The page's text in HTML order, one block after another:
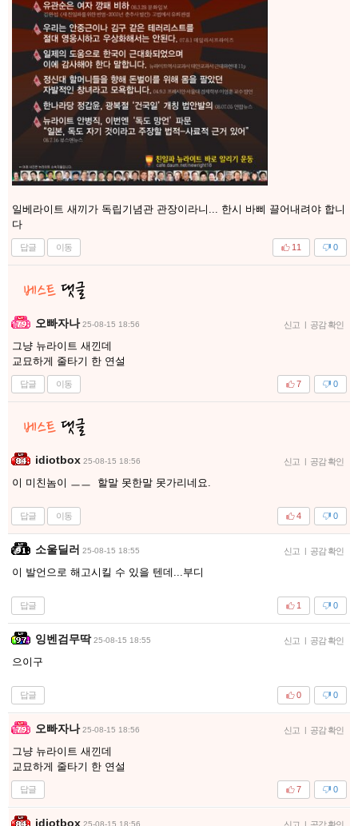
일베라이트 새끼가 독립기념관 관장이라니... 한시 바삐 끌어내려야 합니
다
답글 이동 0
11
오빠자나 25-08-15 18:56 신고 | 공감 확인
그냥 뉴라이트 새낀데
교묘하게 줄타기 한 연설
답글 이동 0
7
idiotbox 25-08-15 18:56 신고 | 공감 확인
이 미친놈이 ㅡㅡ 할말 못한말 못가리네요.
답글 이동 0
4
소울딜러 25-08-15 18:55 신고 | 공감 확인
이 발언으로 해고시킬 수 있을 텐데...부디
답글 0
1
잉벤검무딱 25-08-15 18:55 신고 | 공감 확인
으이구
답글 0
0
오빠자나 25-08-15 18:56 신고 | 공감 확인
그냥 뉴라이트 새낀데
교묘하게 줄타기 한 연설
답글 0
7
idiotbox 25-08-15 18:56 신고 | 공감 확인